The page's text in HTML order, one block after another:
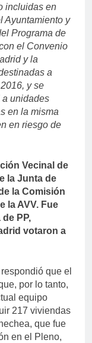
incluidas en
Ayuntamiento y
Programa de
el Convenio
y la
a
y se
unidades
en la misma
en riesgo de
Vecinal de
la Junta de
la Comisión
la AVV. Fue
PP,
votaron a
que el
por lo tanto,
equipo
217 viviendas
que fue
en el Pleno,